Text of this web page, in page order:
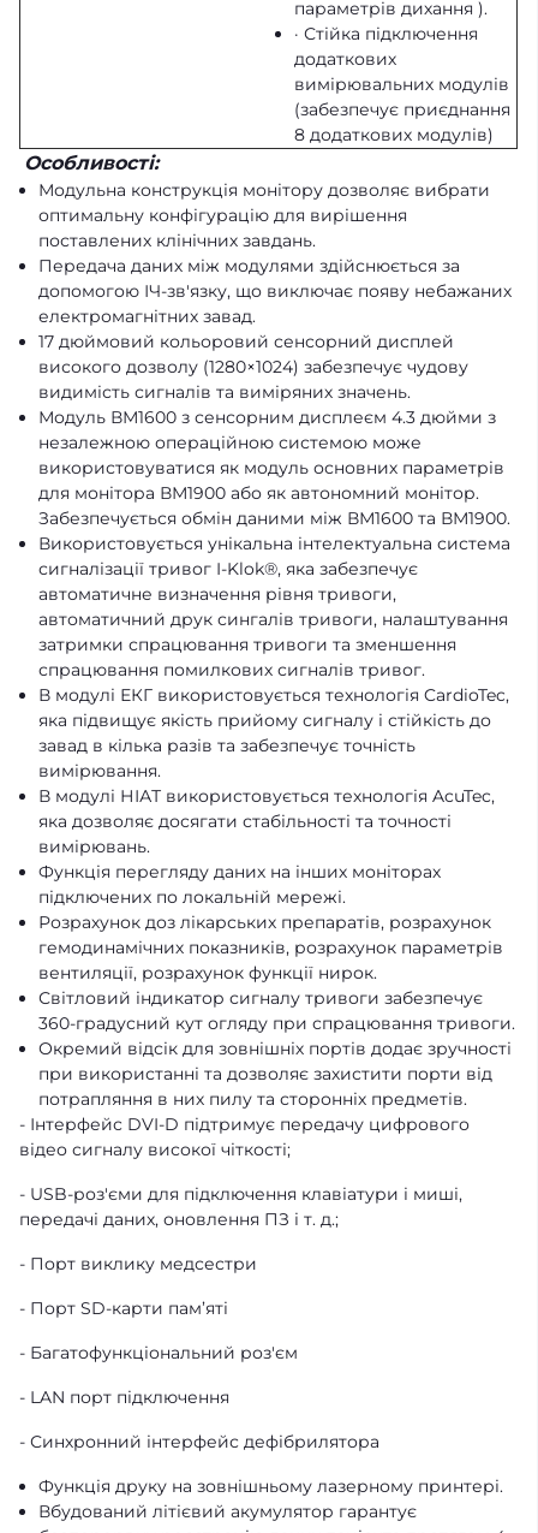
параметрів дихання ).
· Стійка підключення
додаткових
вимірювальних модулів
(забезпечує приєднання
8 додаткових модулів)
Особливості:
Модульна конструкція монітору дозволяє вибрати
оптимальну конфігурацію для вирішення
поставлених клінічних завдань.
Передача даних між модулями здійснюється за
допомогою ІЧ-зв'язку, що виключає появу небажаних
електромагнітних завад.
17 дюймовий кольоровий сенсорний дисплей
високого дозволу (1280×1024) забезпечує чудову
видимість сигналів та виміряних значень.
Модуль ВМ1600 з сенсорним дисплеєм 4.3 дюйми з
незалежною операційною системою може
використовуватися як модуль основних параметрів
для монітора ВМ1900 або як автономний монітор.
Забезпечується обмін даними між ВМ1600 та ВМ1900.
Використовується унікальна інтелектуальна система
сигналізації тривог I-Klok®, яка забезпечує
автоматичне визначення рівня тривоги,
автоматичний друк сингалів тривоги, налаштування
затримки спрацювання тривоги та зменшення
спрацювання помилкових сигналів тривог.
В модулі ЕКГ використовується технологія CardioTec,
яка підвищує якість прийому сигналу і стійкість до
завад в кілька разів та забезпечує точність
вимірювання.
В модулі НІАТ використовується технологія AcuTec,
яка дозволяє досягати стабільності та точності
вимірювань.
Функція перегляду даних на інших моніторах
підключених по локальній мережі.
Розрахунок доз лікарських препаратів, розрахунок
гемодинамічних показників, розрахунок параметрів
вентиляції, розрахунок функції нирок.
Світловий індикатор сигналу тривоги забезпечує
360-градусний кут огляду при спрацювання тривоги.
Окремий відсік для зовнішніх портів додає зручності
при використанні та дозволяє захистити порти від
потрапляння в них пилу та сторонніх предметів.
- Інтерфейс DVI-D підтримує передачу цифрового
відео сигналу високої чіткості;
- USB-роз'єми для підключення клавіатури і миші,
передачі даних, оновлення ПЗ і т. д.;
- Порт виклику медсестри
- Порт SD-карти пам’яті
- Багатофункціональний роз'єм
- LAN порт підключення
- Синхронний інтерфейс дефібрилятора
Функція друку на зовнішньому лазерному принтері.
Вбудований літієвий акумулятор гарантує